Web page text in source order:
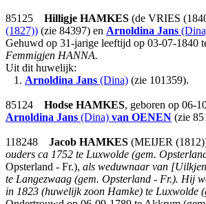
85125 Hilligje HAMKES (de VRIES
(1827)) (zie 84397) en Arnoldina Jans
Gehuwd op 31-jarige leeftijd op 03-07-1840
Femmigjen HANNA.
Uit dit huwelijk:
1. Arnoldina Jans (Dina) (zie 101359).
85124 Hodse HAMKES, geboren op 06-
Arnoldina Jans (Dina) van OENEN (zie
118248 Jacob HAMKES (MEIJER
ouders ca 1752 te Luxwolde (gem.
Opsterland - Fr.), als weduwnaar van
te Langezwaag (gem. Opsterland - Fr.). Hij
in 1823 (huwelijk zoon Hamke) te Luxwolde